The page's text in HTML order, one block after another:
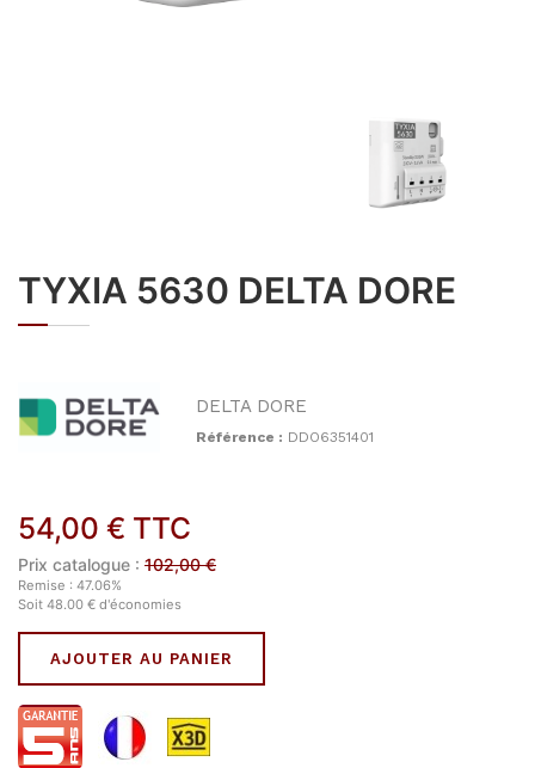
TYXIA 5630 DELTA DORE
DELTA DORE
Référence : DDO6351401
54,00 € TTC
Prix catalogue : 102,00€
Remise : 47.06%
Soit 48.00 € d'économies
AJOUTER AU PANIER